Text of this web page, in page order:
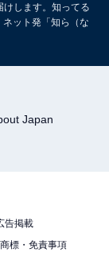
します。知ってる
ット発「知ら（な
Japan
告掲載
標・免責事項